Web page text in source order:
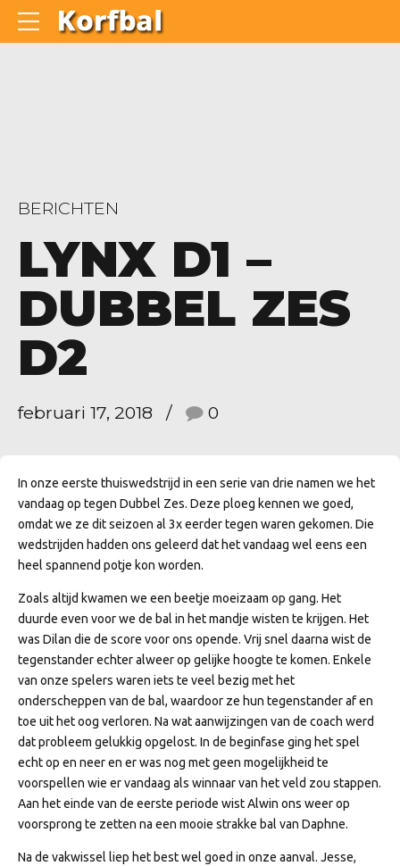
BERICHTEN
LYNX D1 –
DUBBEL ZES
D2
februari 17, 2018 0
In onze eerste thuiswedstrijd in een serie van drie namen we het
vandaag op tegen Dubbel Zes. Deze ploeg kennen we goed,
omdat we ze dit seizoen al 3x eerder tegen waren gekomen. Die
wedstrijden hadden ons geleerd dat het vandaag wel eens een
heel spannend potje kon worden.
Zoals altijd kwamen we een beetje moeizaam op gang. Het
duurde even voor we de bal in het mandje wisten te krijgen. Het
was Dilan die de score voor ons opende. Vrij snel daarna wist de
tegenstander echter alweer op gelijke hoogte te komen. Enkele
van onze spelers waren iets te veel bezig met het
onderscheppen van de bal, waardoor ze hun tegenstander af en
toe uit het oog verloren. Na wat aanwijzingen van de coach werd
dat probleem gelukkig opgelost. In de beginfase ging het spel
echt op en neer en er was nog met geen mogelijkheid te
voorspellen wie er vandaag als winnaar van het veld zou stappen.
Aan het einde van de eerste periode wist Alwin ons weer op
voorsprong te zetten na een mooie strakke bal van Daphne.
Na de vakwissel liep het best wel goed in onze aanval. Jesse,